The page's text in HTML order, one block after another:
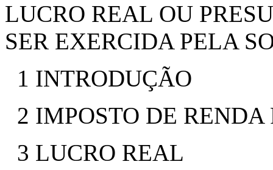
LUCRO REAL OU
SER EXERCIDA PELA
1 INTRODUÇÃO
2 IMPOSTO DE RENDA
3 LUCRO REAL